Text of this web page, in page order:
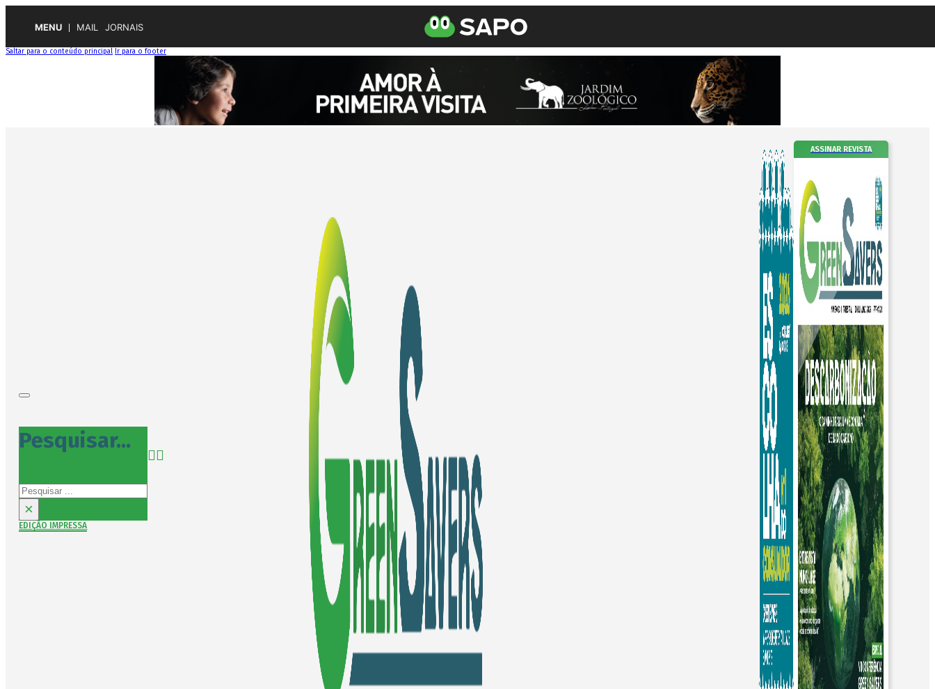
MENU MAIL JORNAIS
Saltar para o conteúdo principal Ir para o footer
Pesquisar...
Pesquisar
×
EDIÇÃO IMPRESSA
ASSINAR REVISTA